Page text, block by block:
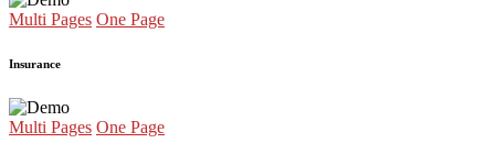
Multi Pages One Page
Insurance
Multi Pages One Page